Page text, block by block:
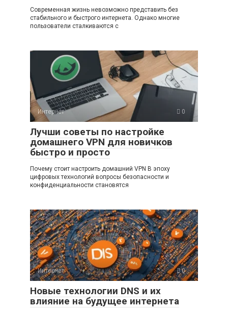
Современная жизнь невозможно представить без
стабильного и быстрого интернета. Однако многие
пользователи сталкиваются с
Интернет 0
Лучши советы по настройке
домашнего VPN для новичков
быстро и просто
Почему стоит настроить домашний VPN В эпоху
цифровых технологий вопросы безопасности и
конфиденциальности становятся
Интернет 0
Новые технологии DNS и их
влияние на будущее интернета